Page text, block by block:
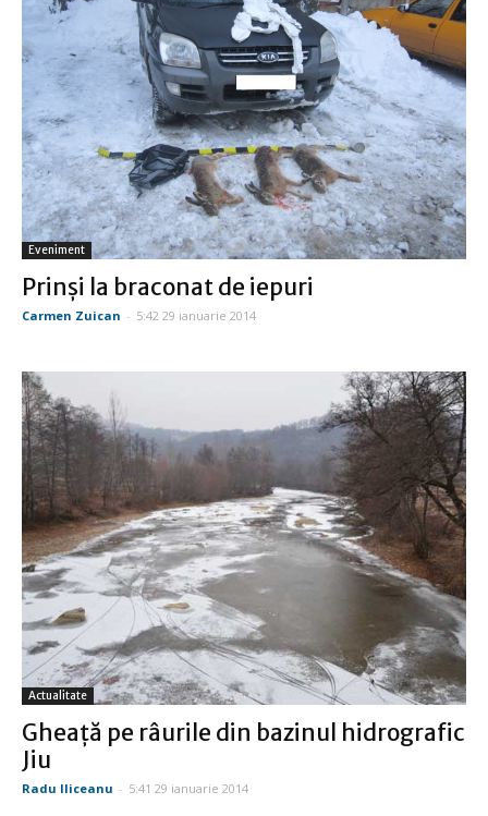
Eveniment
Prinşi la braconat de iepuri
Carmen Zuican - 5:42 29 ianuarie 2014
Actualitate
Gheaţă pe râurile din bazinul hidrografic
Jiu
Radu Iliceanu - 5:41 29 ianuarie 2014